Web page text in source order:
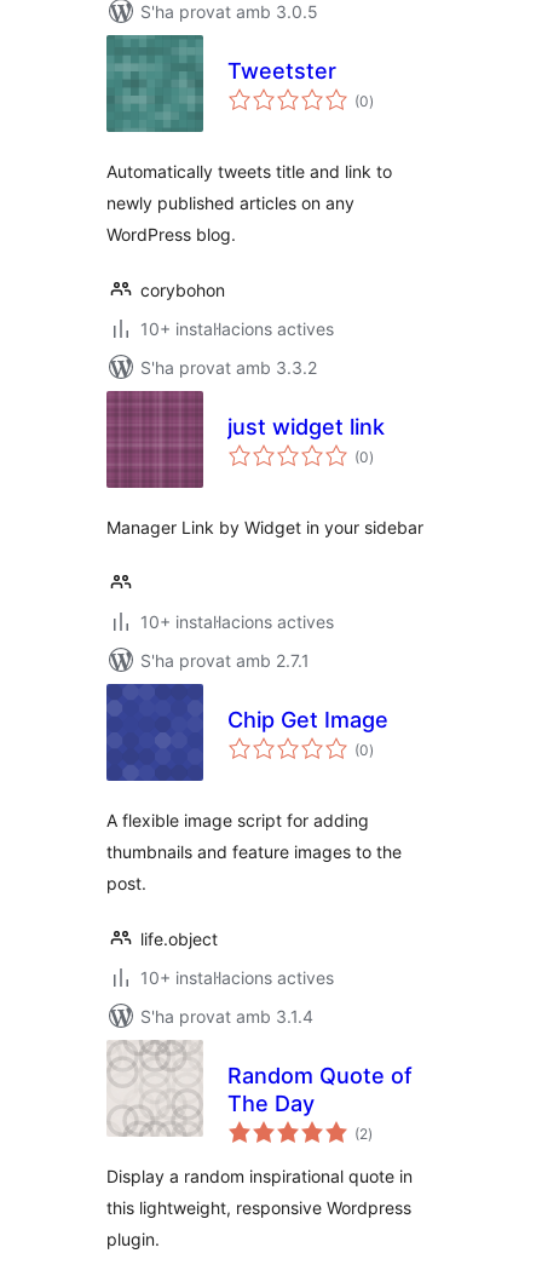
S'ha provat amb 3.0.5
Tweetster
(0puntuacions
totals
)
Automatically tweets title and link to
newly published articles on any
WordPress blog.
corybohon
10+ instal·lacions actives
S'ha provat amb 3.3.2
just widget link
(0puntuacions
totals
)
Manager Link by Widget in your sidebar
10+ instal·lacions actives
S'ha provat amb 2.7.1
Chip Get Image
(0puntuacions
totals
)
A flexible image script for adding
thumbnails and feature images to the
post.
life.object
10+ instal·lacions actives
S'ha provat amb 3.1.4
Random Quote of
The Day
(2puntuacions
totals
)
Display a random inspirational quote in
this lightweight, responsive Wordpress
plugin.